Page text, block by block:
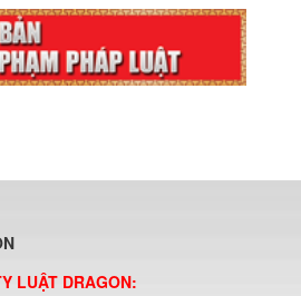
LUẬT DRAGON: